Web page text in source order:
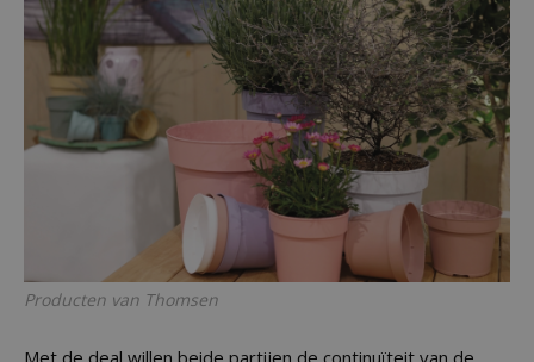
Producten van Thomsen
Met de deal willen beide partijen de continuïteit van de